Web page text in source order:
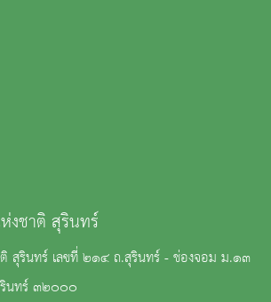
ชาติ สุรินทร์
สุรินทร์ เลขที่ ๒๑๔ ถ.สุรินทร์ - ช่องจอม ม.๑๓
รินทร์ ๓๒๐๐๐